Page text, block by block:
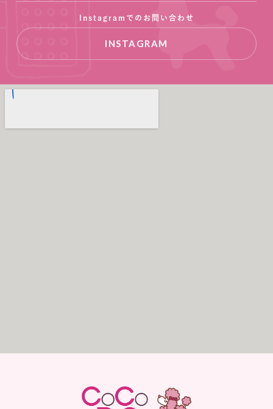
Instagramでのお問い合わせ
INSTAGRAM